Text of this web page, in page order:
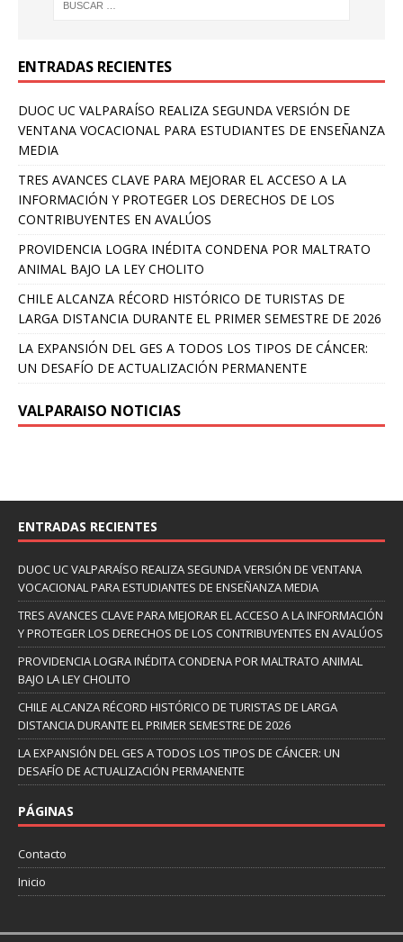
ENTRADAS RECIENTES
DUOC UC VALPARAÍSO REALIZA SEGUNDA VERSIÓN DE
VENTANA VOCACIONAL PARA ESTUDIANTES DE ENSEÑANZA
MEDIA
TRES AVANCES CLAVE PARA MEJORAR EL ACCESO A LA
INFORMACIÓN Y PROTEGER LOS DERECHOS DE LOS
CONTRIBUYENTES EN AVALÚOS
PROVIDENCIA LOGRA INÉDITA CONDENA POR MALTRATO
ANIMAL BAJO LA LEY CHOLITO
CHILE ALCANZA RÉCORD HISTÓRICO DE TURISTAS DE
LARGA DISTANCIA DURANTE EL PRIMER SEMESTRE DE 2026
LA EXPANSIÓN DEL GES A TODOS LOS TIPOS DE CÁNCER:
UN DESAFÍO DE ACTUALIZACIÓN PERMANENTE
VALPARAISO NOTICIAS
ENTRADAS RECIENTES
DUOC UC VALPARAÍSO REALIZA SEGUNDA VERSIÓN DE VENTANA
VOCACIONAL PARA ESTUDIANTES DE ENSEÑANZA MEDIA
TRES AVANCES CLAVE PARA MEJORAR EL ACCESO A LA INFORMACIÓN
Y PROTEGER LOS DERECHOS DE LOS CONTRIBUYENTES EN AVALÚOS
PROVIDENCIA LOGRA INÉDITA CONDENA POR MALTRATO ANIMAL
BAJO LA LEY CHOLITO
CHILE ALCANZA RÉCORD HISTÓRICO DE TURISTAS DE LARGA
DISTANCIA DURANTE EL PRIMER SEMESTRE DE 2026
LA EXPANSIÓN DEL GES A TODOS LOS TIPOS DE CÁNCER: UN
DESAFÍO DE ACTUALIZACIÓN PERMANENTE
PÁGINAS
Contacto
Inicio